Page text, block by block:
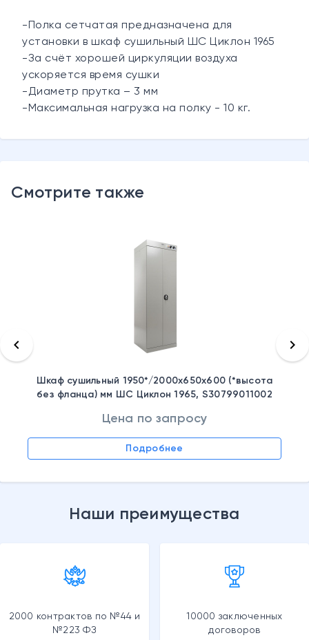
-Полка сетчатая предназначена для
установки в шкаф сушильный ШС Циклон 1965
-За счёт хорошей циркуляции воздуха
ускоряется время сушки
-Диаметр прутка – 3 мм
-Максимальная нагрузка на полку - 10 кг.
Смотрите также
Шкаф сушильный 1950*/2000x650x600 (*высота
без фланца) мм ШС Циклон 1965, S30799011002
Цена по запросу
Подробнее
keyboard_arrow_left keyboard_arrow_right
Наши преимущества
2000 контрактов по №44 и
№223 ФЗ
10000 заключенных
договоров